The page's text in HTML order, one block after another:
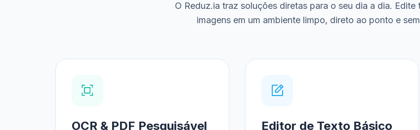
O Reduz.ia traz soluções diretas para o seu dia a dia. Edite
imagens em um ambiente limpo, direto ao ponto e
OCR & PDF Pesquisável Editor de Texto Básico